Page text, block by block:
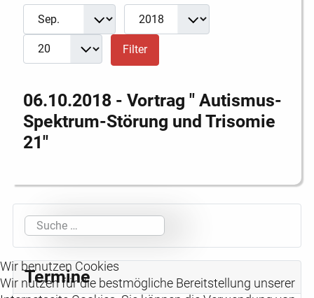
Filter
Monat Jahr
Filter
06.10.2018 - Vortrag " Autismus-
Spektrum-Störung und Trisomie
21"
Suchen
Termine
Wir benutzen Cookies
Wir nutzen für die bestmögliche Bereitstellung unserer